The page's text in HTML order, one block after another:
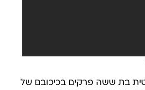
בת ששה פרקים בכיכובם של